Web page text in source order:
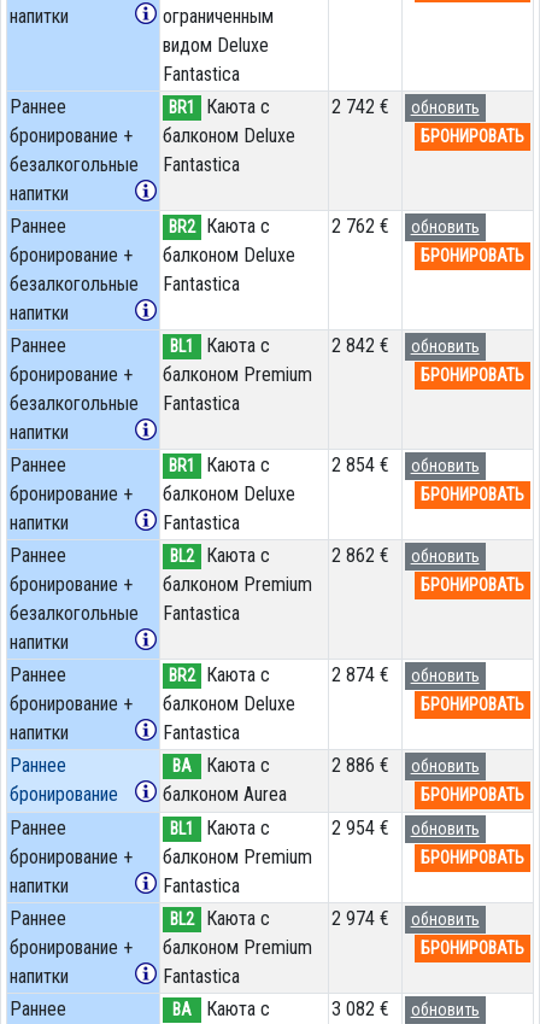
напитки
ограниченным
видом Deluxe
Fantastica
Раннее
бронирование +
безалкогольные
напитки
BR1
Каюта с
балконом Deluxe
Fantastica
2 742 €
обновить
БРОНИРОВАТЬ
Раннее
бронирование +
безалкогольные
напитки
BR2
Каюта с
балконом Deluxe
Fantastica
2 762 €
обновить
БРОНИРОВАТЬ
Раннее
бронирование +
безалкогольные
напитки
BL1
Каюта с
балконом Premium
Fantastica
2 842 €
обновить
БРОНИРОВАТЬ
Раннее
бронирование +
напитки
BR1
Каюта с
балконом Deluxe
Fantastica
2 854 €
обновить
БРОНИРОВАТЬ
Раннее
бронирование +
безалкогольные
напитки
BL2
Каюта с
балконом Premium
Fantastica
2 862 €
обновить
БРОНИРОВАТЬ
Раннее
бронирование +
напитки
BR2
Каюта с
балконом Deluxe
Fantastica
2 874 €
обновить
БРОНИРОВАТЬ
Раннее
бронирование
BA
Каюта с
балконом Aurea
2 886 €
обновить
БРОНИРОВАТЬ
Раннее
бронирование +
напитки
BL1
Каюта с
балконом Premium
Fantastica
2 954 €
обновить
БРОНИРОВАТЬ
Раннее
бронирование +
напитки
BL2
Каюта с
балконом Premium
Fantastica
2 974 €
обновить
БРОНИРОВАТЬ
Раннее
BA
Каюта с
3 082 €
обновить